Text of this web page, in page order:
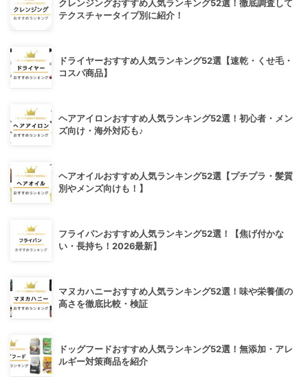
クレンジングおすすめ人気ランキング52選！徹底調査して
テクスチャータイプ別に紹介！
ドライヤーおすすめ人気ランキング52選【速乾・くせ毛・
コスパ商品】
ヘアアイロンおすすめ人気ランキング52選！初心者・メン
ズ向け・海外対応も♪
ヘアオイルおすすめ人気ランキング52選【プチプラ・髪質
別やメンズ向けも！】
フライパンおすすめ人気ランキング52選！【焦げ付かな
い・長持ち！2026最新】
マヌカハニーおすすめ人気ランキング52選！味や栄養価の
高さを徹底比較・検証
ドッグフードおすすめ人気ランキング52選！無添加・アレ
ルギー対策商品を紹介